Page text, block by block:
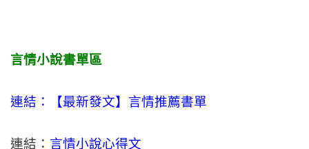
言情小說書單區
連結：【最新發文】 言情推薦書單
連結： 言情小說心得文